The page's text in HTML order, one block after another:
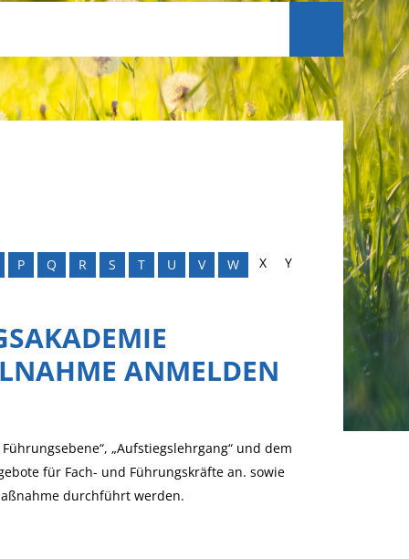
P Q R S T U V W X
Y
ANMELDEN
„Aufstiegslehrgang“ und dem
für Fach- und Führungskräfte an. sowie
durchführt werden.